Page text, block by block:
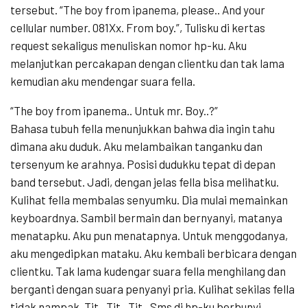
tersebut. “The boy from ipanema, please.. And your
cellular number. 081Xx. From boy.”, Tulisku di kertas
request sekaligus menuliskan nomor hp-ku. Aku
melanjutkan percakapan dengan clientku dan tak lama
kemudian aku mendengar suara fella.
“The boy from ipanema.. Untuk mr. Boy..?”
Bahasa tubuh fella menunjukkan bahwa dia ingin tahu
dimana aku duduk. Aku melambaikan tanganku dan
tersenyum ke arahnya. Posisi dudukku tepat di depan
band tersebut. Jadi, dengan jelas fella bisa melihatku.
Kulihat fella membalas senyumku. Dia mulai memainkan
keyboardnya. Sambil bermain dan bernyanyi, matanya
menatapku. Aku pun menatapnya. Untuk menggodanya,
aku mengedipkan mataku. Aku kembali berbicara dengan
clientku. Tak lama kudengar suara fella menghilang dan
berganti dengan suara penyanyi pria. Kulihat sekilas fella